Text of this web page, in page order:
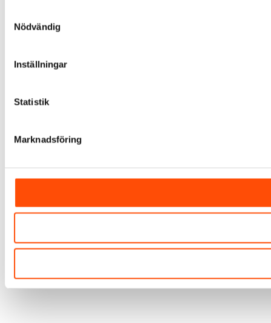
Nödvändig
Inställningar
Statistik
Marknadsföring